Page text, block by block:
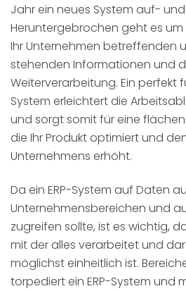
Jahr ein neues System auf-
Heruntergebrochen geht es um
Ihr Unternehmen betreffenden
stehenden Informationen und
Weiterverarbeitung. Ein perfekt
System erleichtert die
und sorgt somit für eine
die Ihr Produkt optimiert und
Unternehmens erhöht.
Da ein ERP-System auf Daten
Unternehmensbereichen und
zugreifen sollte, ist es wichtig,
mit der alles verarbeitet und
möglichst einheitlich ist.
torpediert ein ERP-System und